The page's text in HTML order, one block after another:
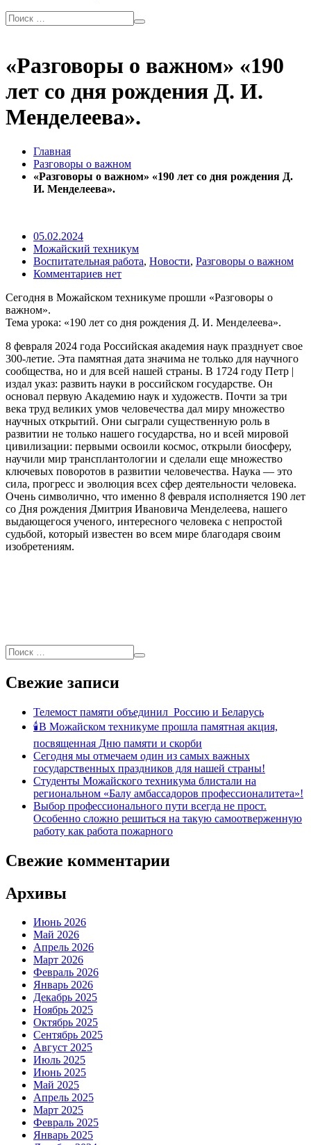
«Разговоры о важном» «190
лет со дня рождения Д. И.
Менделеева».
Главная
Разговоры о важном
«Разговоры о важном» «190 лет со дня рождения Д.
И. Менделеева».
05.02.2024
Можайский техникум
Воспитательная работа, Новости, Разговоры о важном
Комментариев нет
Сегодня в Можайском техникуме прошли «Разговоры о
важном».
Тема урока: «190 лет со дня рождения Д. И. Менделеева».
8 февраля 2024 года Российская академия наук празднует свое
300-летие. Эта памятная дата значима не только для научного
сообщества, но и для всей нашей страны. В 1724 году Петр |
издал указ: развить науки в российском государстве. Он
основал первую Академию наук и художеств. Почти за три
века труд великих умов человечества дал миру множество
научных открытий. Они сыграли существенную роль в
развитии не только нашего государства, но и всей мировой
цивилизации: первыми освоили космос, открыли биосферу,
научили мир трансплантологии и сделали еще множество
ключевых поворотов в развитии человечества. Наука — это
сила, прогресс и эволюция всех сфер деятельности человека.
Очень символично, что именно 8 февраля исполняется 190 лет
со Дня рождения Дмитрия Ивановича Менделеева, нашего
выдающегося ученого, интересного человека с непростой
судьбой, который известен во всем мире благодаря своим
изобретениям.
Свежие записи
Телемост памяти объединил Россию и Беларусь
🕯В Можайском техникуме прошла памятная акция,
посвященная Дню памяти и скорби
Сегодня мы отмечаем один из самых важных
государственных праздников для нашей страны!
Студенты Можайского техникума блистали на
региональном «Балу амбассадоров профессионалитета»!
Выбор профессионального пути всегда не прост.
Особенно сложно решиться на такую самоотверженную
работу как работа пожарного
Свежие комментарии
Архивы
Июнь 2026
Май 2026
Апрель 2026
Март 2026
Февраль 2026
Январь 2026
Декабрь 2025
Ноябрь 2025
Октябрь 2025
Сентябрь 2025
Август 2025
Июль 2025
Июнь 2025
Май 2025
Апрель 2025
Март 2025
Февраль 2025
Январь 2025